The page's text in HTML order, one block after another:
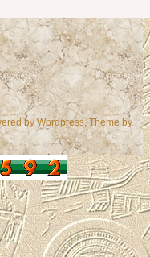
byWordpress , Theme by